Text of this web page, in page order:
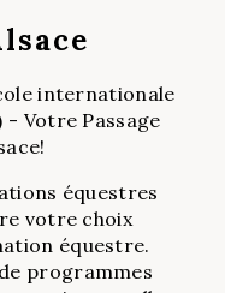
internationale
- Votre Passage
équestres
votre choix
équestre.
programmes